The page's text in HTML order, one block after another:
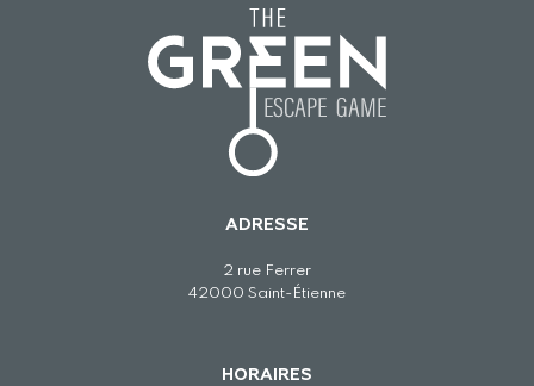
ADRESSE
2 rue Ferrer
42000 Saint-Étienne
HORAIRES